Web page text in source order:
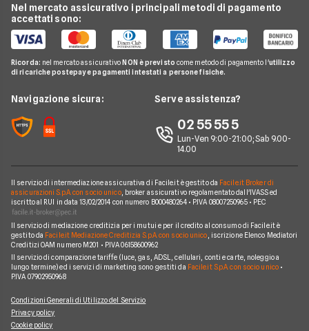
Pay TV
Noleggio Lungo Termine
News
Contatti
Migliori Offerte Luce
Migliori Offerte Gas
Cambio gestore energia
Miglior Fornitore Energia Elettrica
Miglior Fornitore Gas
Eni Plenitude
Acea
Gas Natural
A2A
Edison
Iren
Optima
Sorgenia
Fornitori Energetici
Osservatorio Gas e Luce
Guida Luce e Gas
Domande Luce e Gas
Glossario Gas e Luce
Notizie Luce e Gas
Argomenti in evidenza Gas e Luce
Nel mercato assicurativo i principali metodi di pagamento
accettati sono:
Ricorda: nel mercato assicurativo NON è previsto come metodo di pagamento l'utilizzo
di ricariche postepay e pagamenti intestati a persone fisiche.
Navigazione sicura: Serve assistenza?
02 55 55 5
Lun-Ven 9:00-21:00; Sab 9.00-
14.00
Il servizio di intermediazione assicurativa di Facile.it è gestito da Facile.it Broker di
assicurazioni S.p.A. con socio unico, broker assicurativo regolamentato dall'IVASS ed
iscritto al RUI in data 13/02/2014 con numero B000480264 • P.IVA 08007250965 • PEC
Il servizio di mediazione creditizia per i mutui e per il credito al consumo di Facile.it è
gestito da Facile.it Mediazione Creditizia S.p.A. con socio unico , iscrizione Elenco Mediatori
Creditizi OAM numero M201 • P.IVA 06158600962
Il servizio di comparazione tariffe (luce, gas, ADSL, cellulari, conti e carte, noleggio a
lungo termine) ed i servizi di marketing sono gestiti da Facile.it S.p.A. con socio unico•
P.IVA 07902950968
Condizioni Generali di Utilizzo del Servizio
Privacy policy
Cookie policy